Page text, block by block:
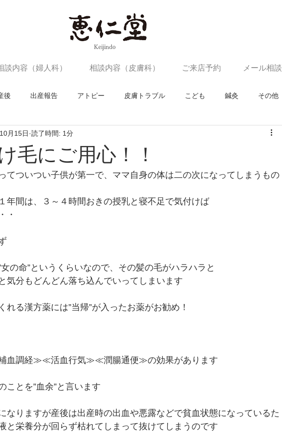
​Keijindo
談内容（婦人科） 相談内容（皮膚科） ご来店予約 メール相談
後 出産報告 アトピー 皮膚トラブル こども 鍼灸 その他
毛にご用心！！
月15日 読了時間: 1分
てついつい子供が第一で、ママ自身の体は二の次になってしまうもの
年間は、３～４時間おきの授乳と寝不足で気付けば
・
の命”というくらいなので、その髪の毛がハラハラと
気分もどんどん落ち込んでいってしまいます
れる漢方薬には”当帰”が入ったお薬がお勧め！
血調経≫≪活血行気≫≪潤腸通便≫の効果があります
ことを”血余”と言います
なりますが産後は出産時の出血や悪露などで貧血状態になっているた
と栄養分が回らず枯れてしまって抜けてしまうのです